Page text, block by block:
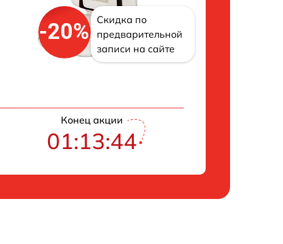
-20%
Скидка по
предварительной
записи на сайте
Конец акции
01:13:42